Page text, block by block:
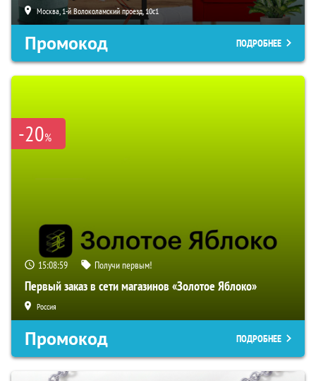
Москва, 1-й Волоколамский проезд, 10с1
Промокод ПОДРОБНЕЕ
-20%
15:08:58 Получи первым!
Первый заказ в сети магазинов «Золотое Яблоко»
Россия
Промокод ПОДРОБНЕЕ